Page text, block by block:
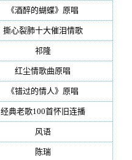
《酒醉的蝴蝶》原唱
撕心裂肺十大催泪情歌(195)
祁隆(188)
红尘情歌曲原唱
《错过的情人》原唱
经典老歌100首怀旧连播(134)
风语(132)
陈瑞(128)